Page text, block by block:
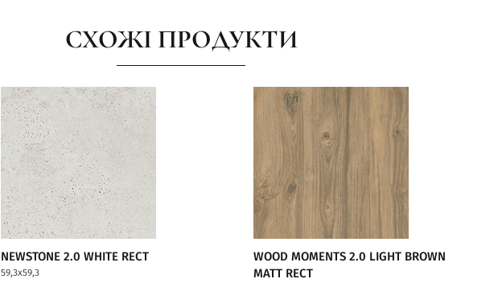
СХОЖІ ПРОДУКТИ
NEWSTONE 2.0 WHITE RECT
59,3x59,3
WOOD MOMENTS 2.0 LIGHT BROWN
MATT RECT